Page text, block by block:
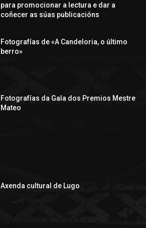
para promocionar a lectura e dar a
coñecer as súas publicacións
Fotografías de «A Candeloria, o último
berro»
Fotografías da Gala dos Premios Mestre
Mateo
Axenda cultural de Lugo